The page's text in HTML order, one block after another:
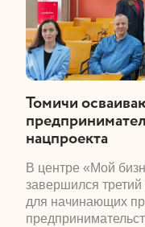
​Томичи
нацпроекта
​В центре «Мой
завершился
для начинающих